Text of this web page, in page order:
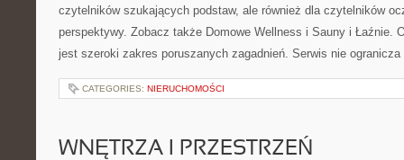
czytelników szukających podstaw, ale również dla czytelników
perspektywy. Zobacz także Domowe Wellness i Sauny i Łaźnie.
jest szeroki zakres poruszanych zagadnień. Serwis nie
CATEGORIES: NIERUCHOMOŚCI
WNĘTRZA I PRZESTRZEŃ